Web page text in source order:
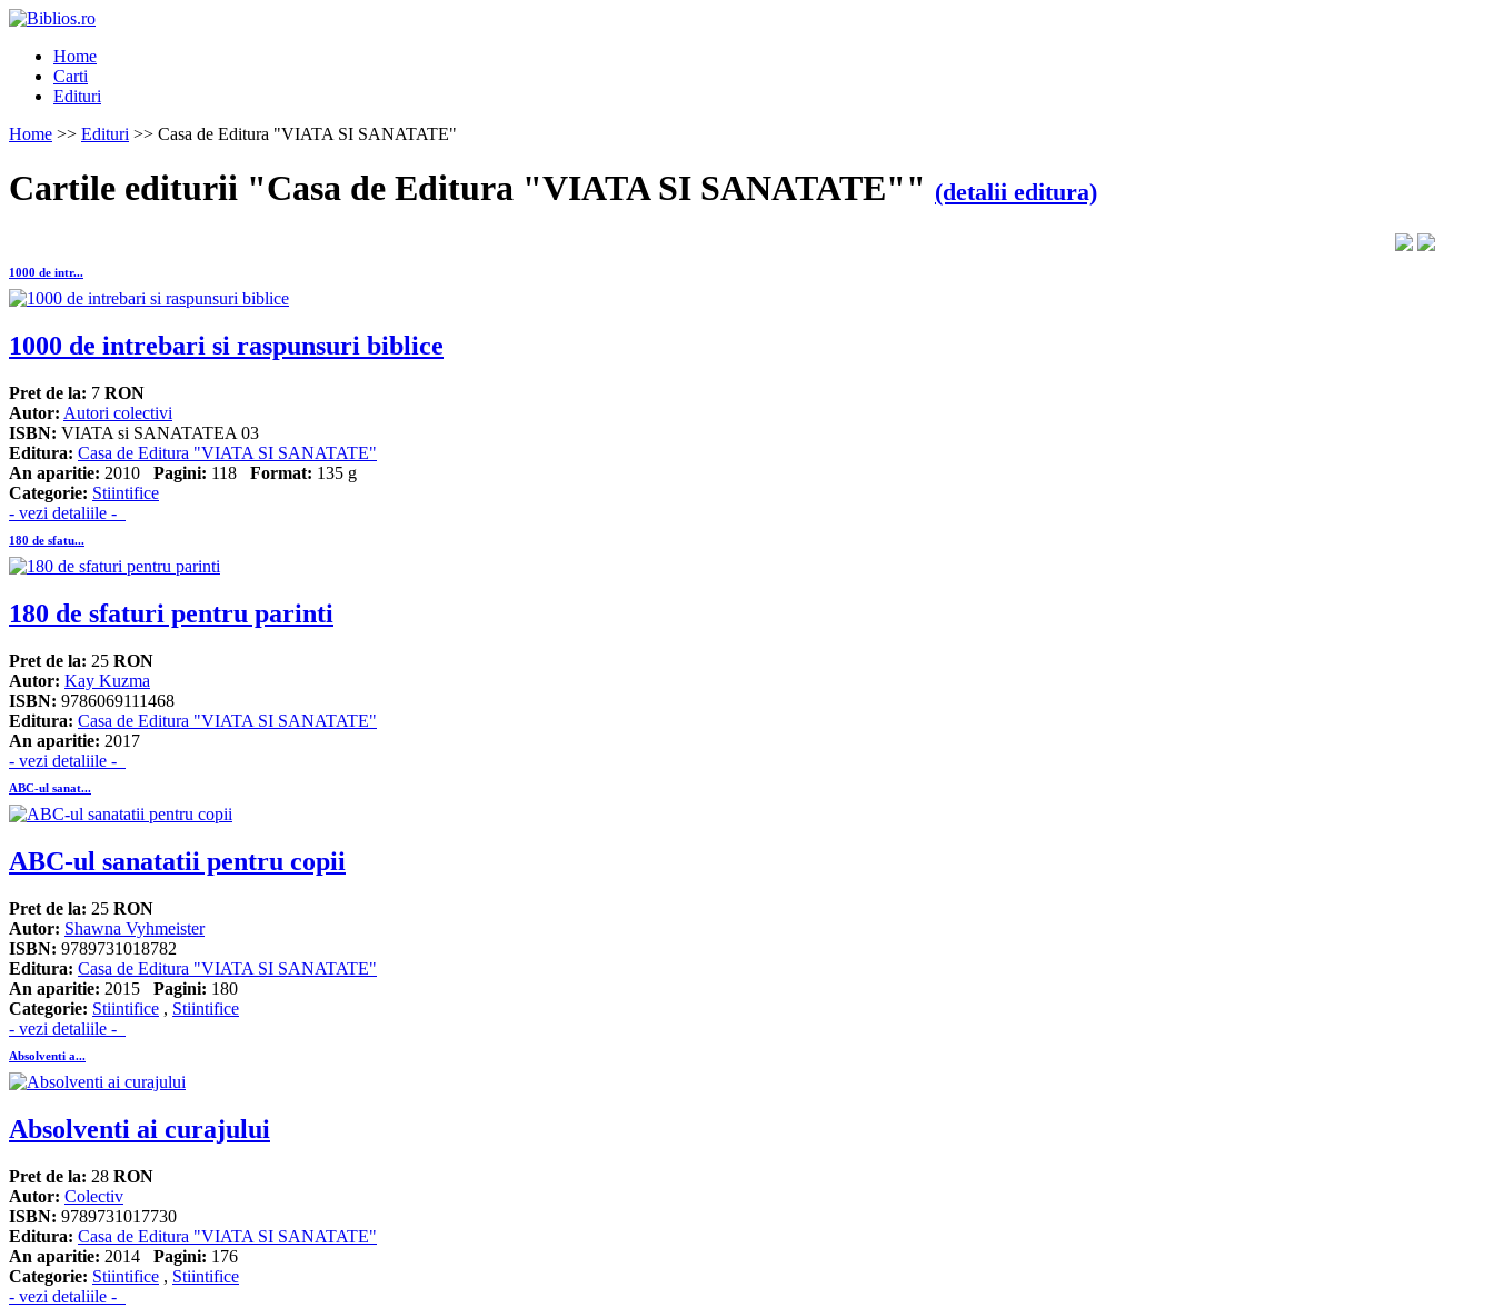
Home
Carti
Edituri
Home >> Edituri >> Casa de Editura "VIATA SI SANATATE"
Cartile editurii "Casa de Editura "VIATA SI SANATATE"" (detalii editura)
1000 de intr...
1000 de intrebari si raspunsuri biblice
Pret de la: 7 RON
Autor: Autori colectivi
ISBN: VIATA si SANATATEA 03
Editura: Casa de Editura "VIATA SI SANATATE"
An aparitie: 2010 Pagini: 118 Format: 135 g
Categorie: Stiintifice
- vezi detaliile -
180 de sfatu...
180 de sfaturi pentru parinti
Pret de la: 25 RON
Autor: Kay Kuzma
ISBN: 9786069111468
Editura: Casa de Editura "VIATA SI SANATATE"
An aparitie: 2017
- vezi detaliile -
ABC-ul sanat...
ABC-ul sanatatii pentru copii
Pret de la: 25 RON
Autor: Shawna Vyhmeister
ISBN: 9789731018782
Editura: Casa de Editura "VIATA SI SANATATE"
An aparitie: 2015 Pagini: 180
Categorie: Stiintifice , Stiintifice
- vezi detaliile -
Absolventi a...
Absolventi ai curajului
Pret de la: 28 RON
Autor: Colectiv
ISBN: 9789731017730
Editura: Casa de Editura "VIATA SI SANATATE"
An aparitie: 2014 Pagini: 176
Categorie: Stiintifice , Stiintifice
- vezi detaliile -